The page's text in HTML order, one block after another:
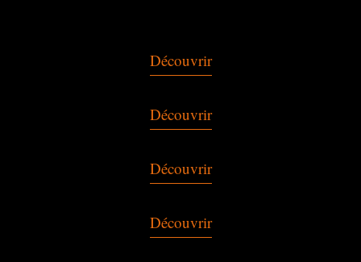
Découvrir
Découvrir
Découvrir
Découvrir